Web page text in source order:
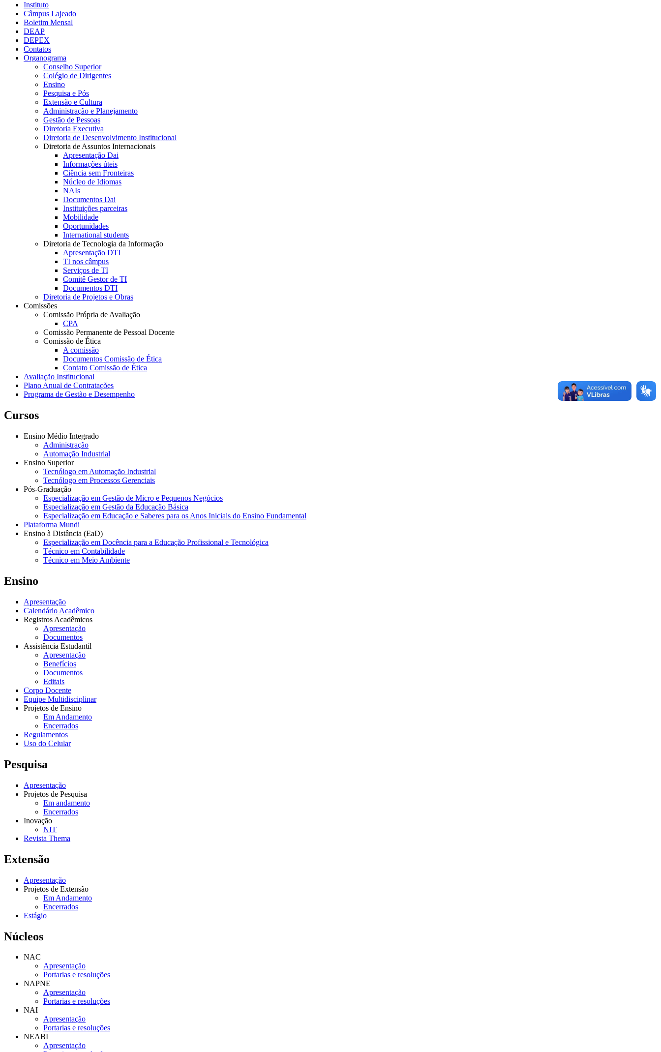
Instituto
Câmpus Lajeado
Boletim Mensal
DEAP
DEPEX
Contatos
Organograma
Conselho Superior
Colégio de Dirigentes
Ensino
Pesquisa e Pós
Extensão e Cultura
Administração e Planejamento
Gestão de Pessoas
Diretoria Executiva
Diretoria de Desenvolvimento Institucional
Diretoria de Assuntos Internacionais
Apresentação Dai
Informações úteis
Ciência sem Fronteiras
Núcleo de Idiomas
NAIs
Documentos Dai
Instituições parceiras
Mobilidade
Oportunidades
International students
Diretoria de Tecnologia da Informação
Apresentação DTI
TI nos câmpus
Serviços de TI
Comitê Gestor de TI
Documentos DTI
Diretoria de Projetos e Obras
Comissões
Comissão Própria de Avaliação
CPA
Comissão Permanente de Pessoal Docente
Comissão de Ética
A comissão
Documentos Comissão de Ética
Contato Comissão de Ética
Avaliação Institucional
Plano Anual de Contratações
Programa de Gestão e Desempenho
Cursos
Ensino Médio Integrado
Administração
Automação Industrial
Ensino Superior
Tecnólogo em Automação Industrial
Tecnólogo em Processos Gerenciais
Pós-Graduação
Especialização em Gestão de Micro e Pequenos Negócios
Especialização em Gestão da Educação Básica
Especialização em Educação e Saberes para os Anos Iniciais do Ensino Fundamental
Plataforma Mundi
Ensino à Distância (EaD)
Especialização em Docência para a Educação Profissional e Tecnológica
Técnico em Contabilidade
Técnico em Meio Ambiente
Ensino
Apresentação
Calendário Acadêmico
Registros Acadêmicos
Apresentação
Documentos
Assistência Estudantil
Apresentação
Benefícios
Documentos
Editais
Corpo Docente
Equipe Multidisciplinar
Projetos de Ensino
Em Andamento
Encerrados
Regulamentos
Uso do Celular
Pesquisa
Apresentação
Projetos de Pesquisa
Em andamento
Encerrados
Inovação
NIT
Revista Thema
Extensão
Apresentação
Projetos de Extensão
Em Andamento
Encerrados
Estágio
Núcleos
NAC
Apresentação
Portarias e resoluções
NAPNE
Apresentação
Portarias e resoluções
NAI
Apresentação
Portarias e resoluções
NEABI
Apresentação